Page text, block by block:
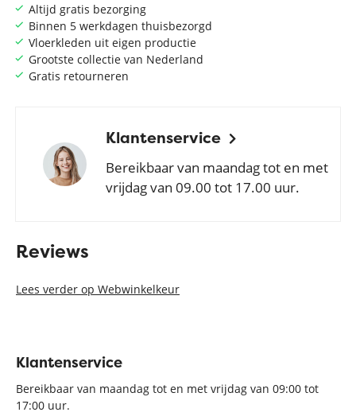
Altijd gratis bezorging
Binnen 5 werkdagen thuisbezorgd
Vloerkleden uit eigen productie
Grootste collectie van Nederland
Gratis retourneren
Klantenservice
Bereikbaar van maandag tot en met
vrijdag van 09.00 tot 17.00 uur.
Reviews
Lees verder op Webwinkelkeur
Klantenservice
Bereikbaar van maandag tot en met vrijdag van 09:00 tot
17:00 uur.